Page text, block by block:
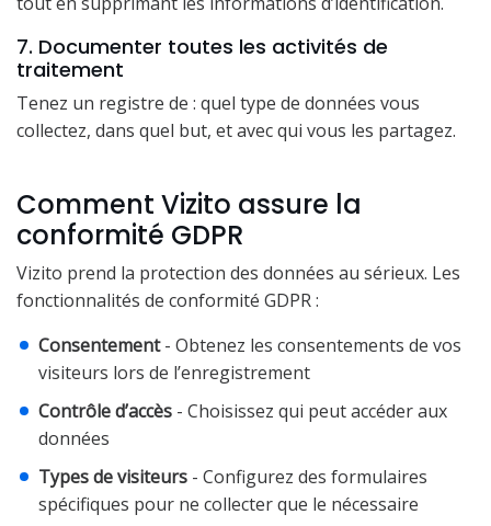
7. Documenter toutes les activités de
traitement
Tenez un registre de : quel type de données vous
collectez, dans quel but, et avec qui vous les partagez.
Comment Vizito assure la
conformité GDPR
Vizito prend la protection des données au sérieux. Les
fonctionnalités de conformité GDPR :
Consentement- Obtenez les consentements de vos
visiteurs lors de l’enregistrement
Contrôle d’accès - Choisissez qui peut accéder aux
données
Types de visiteurs - Configurez des formulaires
spécifiques pour ne collecter que le nécessaire